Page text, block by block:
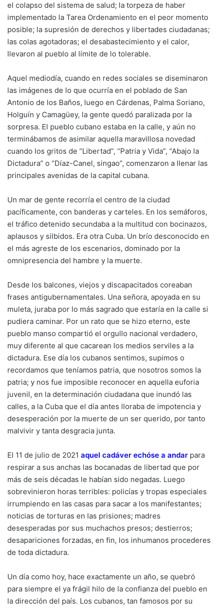
el colapso del sistema de salud; la torpeza de haber
implementado la Tarea Ordenamiento en el peor momento
posible; la supresión de derechos y libertades ciudadanas;
las colas agotadoras; el desabastecimiento y el calor,
llevaron al pueblo al límite de lo tolerable.
Aquel mediodía, cuando en redes sociales se diseminaron
las imágenes de lo que ocurría en el poblado de San
Antonio de los Baños, luego en Cárdenas, Palma Soriano,
Holguín y Camagüey, la gente quedó paralizada por la
sorpresa. El pueblo cubano estaba en la calle, y aún no
terminábamos de asimilar aquella maravillosa novedad
cuando los gritos de “Libertad”, “Patria y Vida”, “Abajo la
Dictadura” o “Díaz-Canel, singao”, comenzaron a llenar las
principales avenidas de la capital cubana.
Un mar de gente recorría el centro de la ciudad
pacíficamente, con banderas y carteles. En los semáforos,
el tráfico detenido secundaba a la multitud con bocinazos,
aplausos y silbidos. Era otra Cuba. Un brío desconocido en
el más agreste de los escenarios, dominado por la
omnipresencia del hambre y la muerte.
Desde los balcones, viejos y discapacitados coreaban
frases antigubernamentales. Una señora, apoyada en su
muleta, juraba por lo más sagrado que estaría en la calle si
pudiera caminar. Por un rato que se hizo eterno, este
pueblo manso compartió el orgullo nacional verdadero,
muy diferente al que cacarean los medios serviles a la
dictadura. Ese día los cubanos sentimos, supimos o
recordamos que teníamos patria, que nosotros somos la
patria; y nos fue imposible reconocer en aquella euforia
juvenil, en la determinación ciudadana que inundó las
calles, a la Cuba que el día antes lloraba de impotencia y
desesperación por la muerte de un ser querido, por tanto
malvivir y tanta desgracia junta.
El 11 de julio de 2021 aquel cadáver echóse a andar para
respirar a sus anchas las bocanadas de libertad que por
más de seis décadas le habían sido negadas. Luego
sobrevinieron horas terribles: policías y tropas especiales
irrumpiendo en las casas para sacar a los manifestantes;
noticias de torturas en las prisiones; madres
desesperadas por sus muchachos presos; destierros;
desapariciones forzadas, en fin, los inhumanos procederes
de toda dictadura.
Un día como hoy, hace exactamente un año, se quebró
para siempre el ya frágil hilo de la confianza del pueblo en
la dirección del país. Los cubanos, tan famosos por su